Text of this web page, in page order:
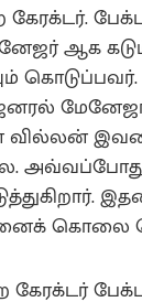
ஆக
வில்லன்
கொலை